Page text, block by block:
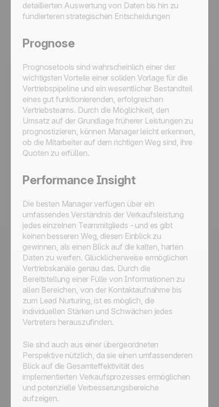
detaillierten Auswertung von Daten bis hin zu
fundierteren strategischen Entscheidungen
Prognose
Prognosetools sind wahrscheinlich einer der
wichtigsten Vorteile einer soliden Vorlage für die
Vertriebspipeline und ein wesentlicher Bestandteil
eines gut funktionierenden, erfolgreichen
Vertriebsteams. Durch die Möglichkeit, den
Umsatz auf der Grundlage früherer Leistungen zu
prognostizieren, können Manager leicht erkennen,
ob die Mitarbeiter auf dem richtigen Weg sind, ihre
Quoten zu erfüllen.
Performance Insight
Die besten Manager verfügen über ein
umfassendes Verständnis der Verkaufsleistung
jedes einzelnen Teammitglieds - und es gibt
keinen besseren Weg, diesen Einblick zu
gewinnen, als einen Blick auf die kalten, harten
Daten zu werfen. Glücklicherweise ermöglichen
Vertriebskanäle genau das. Durch die
Bereitstellung einer Fülle von Informationen zu
allen Bereichen, von der Kontaktaufnahme bis
zum Lead Nurturing, ist es möglich, die
individuellen Stärken und Schwächen jedes
Vertreters herauszufinden.
Sie sind auch aus einer übergeordneten
Perspektive nützlich, da sie einen umfassenderen
Blick auf die Gesamteffektivität des
implementierten Verkaufsprozesses ermöglichen
und potenzielle Verbesserungsbereiche
aufzeigen.